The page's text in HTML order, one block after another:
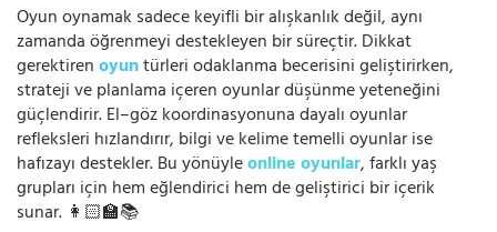
Oyun oynamak sadece keyifli bir alışkanlık değil, aynı
zamanda öğrenmeyi destekleyen bir süreçtir. Dikkat
gerektirenoyuntürleri odaklanma becerisini geliştirirken,
strateji ve planlama içeren oyunlar düşünme yeteneğini
güçlendirir. El–göz koordinasyonuna dayalı oyunlar
refleksleri hızlandırır, bilgi ve kelime temelli oyunlar ise
hafızayı destekler. Bu yönüyleonline oyunlar, farklı yaş
grupları için hem eğlendirici hem de geliştirici bir içerik
sunar. 👩🏻‍🏫📚